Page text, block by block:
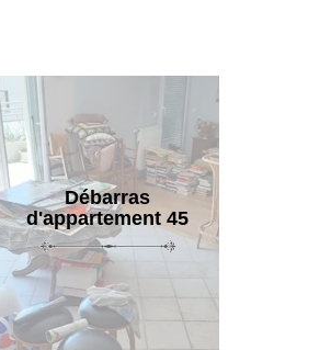
Débarras
d'appartement 45